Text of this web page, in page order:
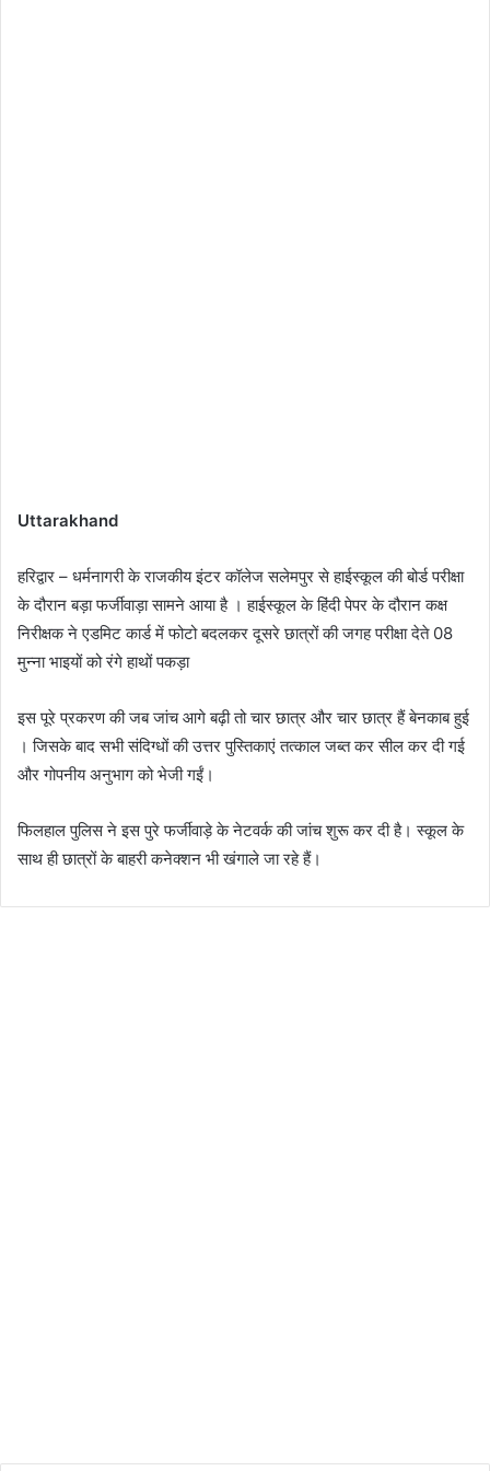
Uttarakhand
हरिद्वार – धर्मनागरी के राजकीय इंटर कॉलेज सलेमपुर से हाईस्कूल की बोर्ड परीक्षा
के दौरान बड़ा फर्जीवाड़ा सामने आया है । हाईस्कूल के हिंदी पेपर के दौरान कक्ष
निरीक्षक ने एडमिट कार्ड में फोटो बदलकर दूसरे छात्रों की जगह परीक्षा देते 08
मुन्ना भाइयों को रंगे हाथों पकड़ा
इस पूरे प्रकरण की जब जांच आगे बढ़ी तो चार छात्र और चार छात्र हैं बेनकाब हुई
। जिसके बाद सभी संदिग्धों की उत्तर पुस्तिकाएं तत्काल जब्त कर सील कर दी गई
और गोपनीय अनुभाग को भेजी गईं।
फिलहाल पुलिस ने इस पुरे फर्जीवाड़े के नेटवर्क की जांच शुरू कर दी है। स्कूल के
साथ ही छात्रों के बाहरी कनेक्शन भी खंगाले जा रहे हैं।